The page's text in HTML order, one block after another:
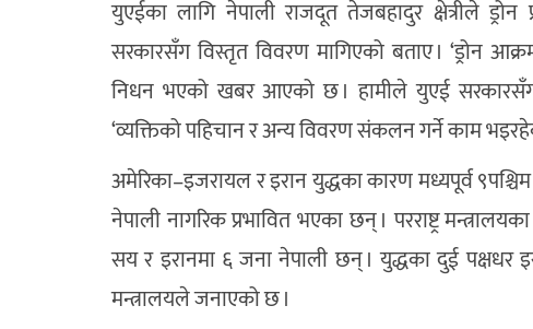
युएईका लागि नेपाली राजदूत तेजबहादुर क्षेत्रीले
सरकारसँग विस्तृत विवरण मागिएको बताए । ‘ड्रोन
निधन भएको खबर आएको छ । हामीले युएई
‘व्यक्तिको पहिचान र अन्य विवरण संकलन गर्ने काम
अमेरिका–इजरायल र इरान युद्धका कारण मध्यपूर्व
नेपाली नागरिक प्रभावित भएका छन् । परराष्ट्र
सय र इरानमा ६ जना नेपाली छन् । युद्धका दुई पक्षधर
मन्त्रालयले जनाएको छ ।